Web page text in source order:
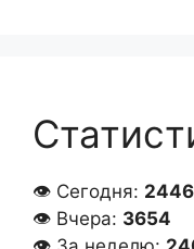
👁 Сегодня: 2446
👁 Вчера: 3654